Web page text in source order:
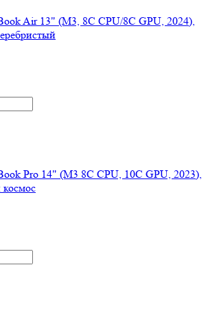
Air 13" (M3, 8C CPU/8C GPU, 2024),
Pro 14" (M3 8C CPU, 10C GPU, 2023),